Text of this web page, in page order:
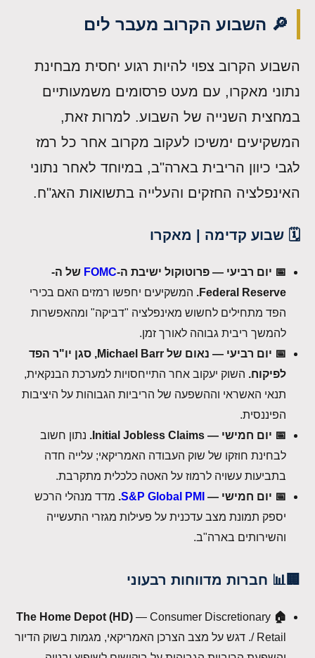
🔎 השבוע הקרוב מעבר לים
השבוע הקרוב צפוי להיות רגוע יחסית מבחינת
נתוני מאקרו, עם מעט פרסומים משמעותיים
במחצית השנייה של השבוע. למרות זאת,
המשקיעים ימשיכו לעקוב מקרוב אחר כל רמז
לגבי כיוון הריבית בארה"ב, במיוחד לאחר נתוני
האינפלציה החזקים והעלייה בתשואות האג"ח.
🗓️ שבוע קדימה | מאקרו
📅 יום רביעי — פרוטוקול ישיבת ה-FOMC של ה-
Federal Reserve.
המשקיעים יחפשו רמזים האם בכירי
הפד מתחילים לחשוש מאינפלציה "דביקה" ומהאפשרות
להמשך ריבית גבוהה לאורך זמן.
📅 יום רביעי — נאום של Michael Barr, סגן יו"ר הפד
לפיקוח. השוק יעקוב אחר התייחסויות למערכת הבנקאית,
תנאי האשראי וההשפעה של הריביות הגבוהות על היציבות
הפיננסית.
📅 יום חמישי — Initial Jobless Claims.
נתון חשוב
לבחינת חוזקו של שוק העבודה האמריקאי; עלייה חדה
בתביעות עשויה לרמוז על האטה כלכלית מתקרבת.
📅 יום חמישי — S&P Global PMI
. מדד מנהלי הרכש
יספק תמונת מצב עדכנית על פעילות מגזרי התעשייה
והשירותים בארה"ב.
🏢📊 חברות מדווחות רבעוני
🏠 The Home Depot (HD)
— Consumer Discretionary
/ Retail. דגש על מצב הצרכן האמריקאי, מגמות בשוק הדיור